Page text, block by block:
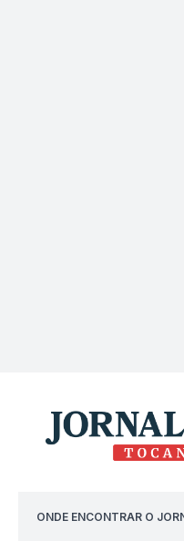
ONDE ENCONTRAR O